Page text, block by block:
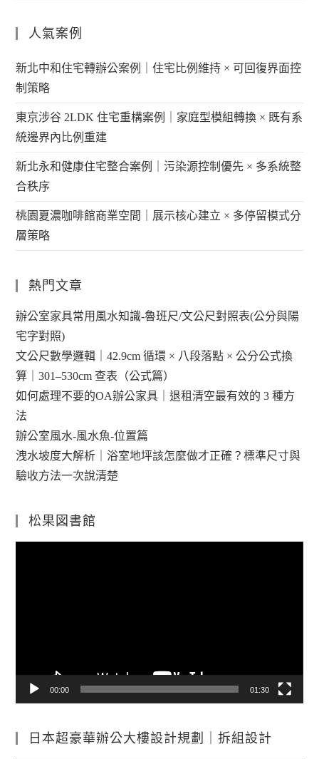
人氣案例
新北中和住宅轉辦公案例｜住宅比例維持 × 可回復界面控
制策略
東京涉谷 2LDK 住宅重構案例｜家庭型模組轉換 × 既有系
統邊界內比例重建
新北永和健康住宅整合案例｜污染源控制優先 × 多系統整
合秩序
桃園夏濃咖啡館商業空間｜展示核心建立 × 多停留模式分
層策略
熱門文章
辦公室家具常用風水知識-魯班尺/文公尺對照表(公分與陽
宅字對照)
文公尺數學邏輯｜42.9cm 循環 × 八段落點 × 公分公式換
算｜301–530cm 查表（公式篇）
如何處理不要的OA辦公家具｜退租清空最有效的 3 種方
法
辦公室風水-風水魚-位置篇
洩水坡度大解析｜浴室地坪該怎麼做才正確？標準尺寸與
驗收方法一次說清楚
松果図書館
00:00 01:30
日本超豪華辦公大樓設計規劃｜拆組設計